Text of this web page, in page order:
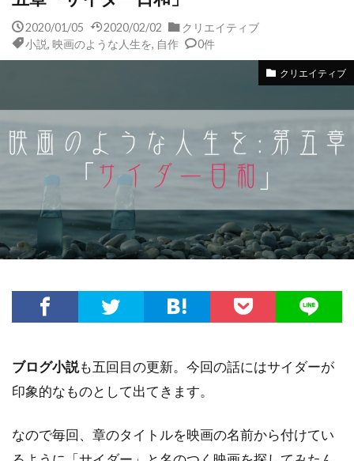
2020/01/05 2020/02/02
クリエイティブ
小説, 映画のような人生を, 自作 0件
クリエイティブ
ブログ小説も五回目の更新。今回の話にはサイダーが
印象的なものとして出てきます。
なので毎回、章のタイトルを映画の名前から付けてい